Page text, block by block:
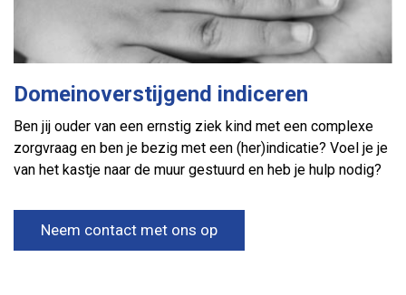
Domeinoverstijgend indiceren
Ben jij ouder van een ernstig ziek kind met een complexe
zorgvraag en ben je bezig met een (her)indicatie? Voel je je
van het kastje naar de muur gestuurd en heb je hulp nodig?
Neem contact met ons op